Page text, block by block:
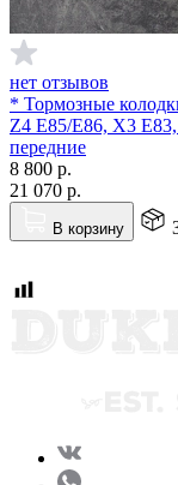
нет отзывов
* Тормозные
Z4 E85/E86, X3
передние
8 800 р.
21 070 р.
В корзину